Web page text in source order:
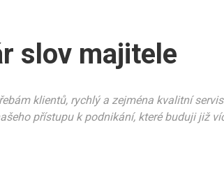
slov majitele
klientů, rychlý a zejména kvalitní
přístupu k podnikání, které buduji již